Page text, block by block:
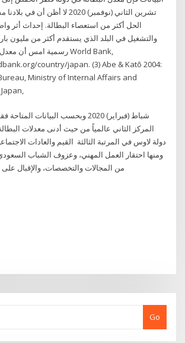
تشرين الثاني (نوفمبر) 2020 لا
الحل أكثر من استعصاء البطالة. إحداث أثر
والتشغيل في البلد الذي يستقدم أكثر من مليون
country/japan. (3) Abe & Katō 2004:
Ministry of Internal Affairs and
دولة لاوس في المرتبة الثالثة القيم والعادات
ومنها احتقار العمل المهني، وعزوف الشباب
Go